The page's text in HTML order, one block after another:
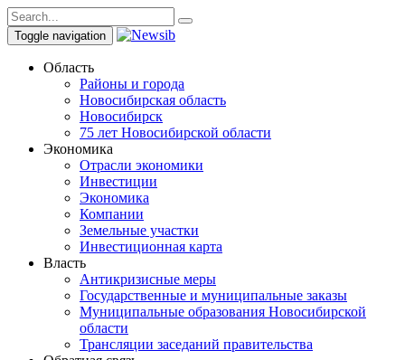
Toggle navigation
Область
Районы и города
Новосибирская область
Новосибирск
75 лет Новосибирской области
Экономика
Отрасли экономики
Инвестиции
Экономика
Компании
Земельные участки
Инвестиционная карта
Власть
Антикризисные меры
Государственные и муниципальные заказы
Муниципальные образования Новосибирской
области
Трансляции заседаний правительства